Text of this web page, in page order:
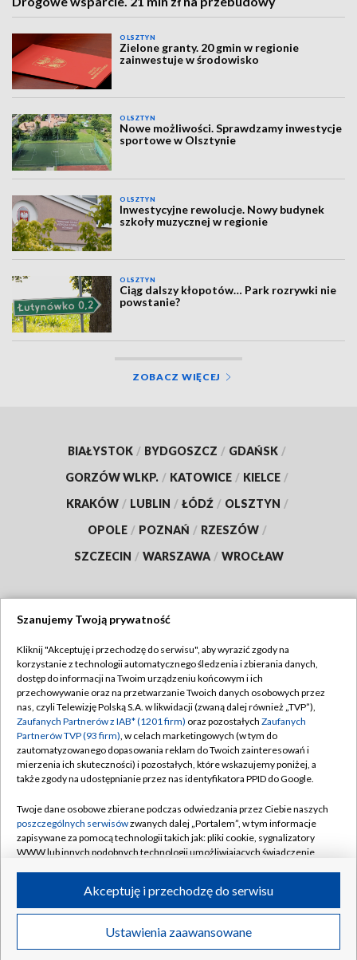
OLSZTYN
Zielone granty. 20 gmin w regionie
zainwestuje w środowisko
OLSZTYN
Nowe możliwości. Sprawdzamy inwestycje
sportowe w Olsztynie
OLSZTYN
Inwestycyjne rewolucje. Nowy budynek
szkoły muzycznej w regionie
OLSZTYN
Ciąg dalszy kłopotów… Park rozrywki nie
powstanie?
ZOBACZ WIĘCEJ
BIAŁYSTOK / BYDGOSZCZ / GDAŃSK /
GORZÓW WLKP. / KATOWICE / KIELCE /
KRAKÓW / LUBLIN / ŁÓDŹ / OLSZTYN /
OPOLE / POZNAŃ / RZESZÓW /
SZCZECIN / WARSZAWA / WROCŁAW
TVP
Abonament TVP
Emisja w TVP
Centrum informacji TVP
Naziemna Telewizja Cyfrowa
Rada Programowa
System NOS
Informacje o nadawcy
Program dla prasy
Ogłoszenie przetargowe
Regulamin TVP
Polityka prywatności
Moje zgody
Pomoc
Kontakt
Kanały
©2026 Telewizja Polska S.A. w likwidacji
Szanujemy Twoją prywatność
Kliknij "Akceptuję i przechodzę do serwisu", aby wyrazić zgody na
korzystanie z technologii automatycznego śledzenia i zbierania danych,
dostęp do informacji na Twoim urządzeniu końcowym i ich
przechowywanie oraz na przetwarzanie Twoich danych osobowych przez
nas, czyli Telewizję Polską S.A. w likwidacji (zwaną dalej również „TVP”),
Zaufanych Partnerów z IAB* (1201 firm) oraz pozostałych Zaufanych
Partnerów TVP (93 firm), w celach marketingowych (w tym do
zautomatyzowanego dopasowania reklam do Twoich zainteresowań i
mierzenia ich skuteczności) i pozostałych, które wskazujemy poniżej, a
także zgody na udostępnianie przez nas identyfikatora PPID do Google.
Twoje dane osobowe zbierane podczas odwiedzania przez Ciebie naszych
poszczególnych serwisówzwanych dalej „Portalem”, w tym informacje
zapisywane za pomocą technologii takich jak: pliki cookie, sygnalizatory
WWW lub innych podobnych technologii umożliwiających świadczenie
ruchu w Internecie.
Twoje dane osobowe zbierane podczas odwiedzania przez Ciebie
poszczególnych serwisówna Portalu, takie jak adresy IP, identyfikatory
Ustawienia zaawansowane
Akceptuję i przechodzę do serwisu